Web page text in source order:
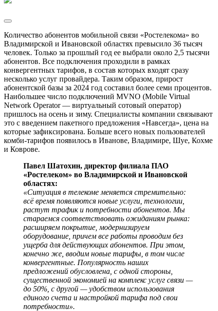
Количество абонентов мобильной связи «Ростелекома» во
Владимирской и Ивановской областях превысило 36 тысяч
человек. Только за прошлый год ее выбрали около 2,5 тысячи
абонентов. Все подключения проходили в рамках
конвергентных тарифов, в состав которых входят сразу
несколько услуг провайдера. Таким образом, прирост
абонентской базы за 2024 год составил более семи процентов.
Наибольшее число подключений MVNO (Mobile Virtual
Network Operator — виртуальный сотовый оператор)
пришлось на осень и зиму. Специалисты компании связывают
это с введением пакетного предложения «Навсегда», цена на
которые зафиксирована. Больше всего новых пользователей
комби-тарифов появилось в Иванове, Владимире, Шуе, Кохме
и Коврове.
Павел Шатохин, директор филиала ПАО
«Ростелеком» во Владимирской и Ивановской
областях:
«Ситуация в телекоме меняется стремительно:
всё время появляются новые услуги, технологии,
растут трафик и потребности абонентов. Мы
стараемся соответствовать ожиданиям рынка:
расширяем покрытие, модернизируем
оборудование, причем все работы проводим без
ущерба для действующих абонентов. При этом,
конечно же, вводим новые тарифы, в том числе
конвергентные. Популярность наших
предложений обусловлена, с одной стороны,
существенной экономией на комплекс услуг связи —
до 50%, с другой — удобством использования
единого счета и настройкой тарифа под свои
потребности».